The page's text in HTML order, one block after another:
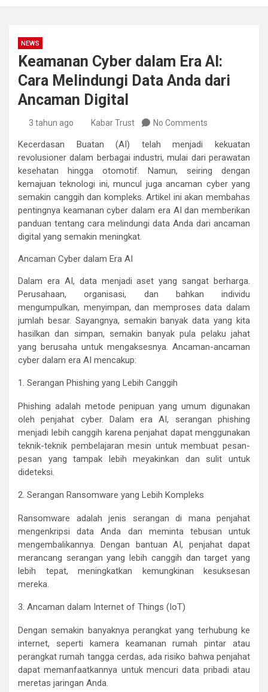
NEWS
Keamanan Cyber dalam Era AI:
Cara Melindungi Data Anda dari
Ancaman Digital
3 tahun ago Kabar Trust No Comments
Kecerdasan Buatan (AI) telah menjadi kekuatan
revolusioner dalam berbagai industri, mulai dari perawatan
kesehatan hingga otomotif. Namun, seiring dengan
kemajuan teknologi ini, muncul juga ancaman cyber yang
semakin canggih dan kompleks. Artikel ini akan membahas
pentingnya keamanan cyber dalam era AI dan memberikan
panduan tentang cara melindungi data Anda dari ancaman
digital yang semakin meningkat.
Ancaman Cyber dalam Era AI
Dalam era AI, data menjadi aset yang sangat berharga.
Perusahaan, organisasi, dan bahkan individu
mengumpulkan, menyimpan, dan memproses data dalam
jumlah besar. Sayangnya, semakin banyak data yang kita
hasilkan dan simpan, semakin banyak pula pelaku jahat
yang berusaha untuk mengaksesnya. Ancaman-ancaman
cyber dalam era AI mencakup:
1. Serangan Phishing yang Lebih Canggih
Phishing adalah metode penipuan yang umum digunakan
oleh penjahat cyber. Dalam era AI, serangan phishing
menjadi lebih canggih karena penjahat dapat menggunakan
teknik-teknik pembelajaran mesin untuk membuat pesan-
pesan yang tampak lebih meyakinkan dan sulit untuk
dideteksi.
2. Serangan Ransomware yang Lebih Kompleks
Ransomware adalah jenis serangan di mana penjahat
mengenkripsi data Anda dan meminta tebusan untuk
mengembalikannya. Dengan bantuan AI, penjahat dapat
merancang serangan yang lebih canggih dan target yang
lebih tepat, meningkatkan kemungkinan kesuksesan
mereka.
3. Ancaman dalam Internet of Things (IoT)
Dengan semakin banyaknya perangkat yang terhubung ke
internet, seperti kamera keamanan rumah pintar atau
perangkat rumah tangga cerdas, ada risiko bahwa penjahat
dapat memanfaatkannya untuk mencuri data pribadi atau
meretas jaringan Anda.